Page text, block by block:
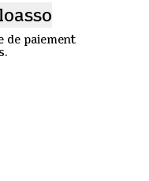
de paiement